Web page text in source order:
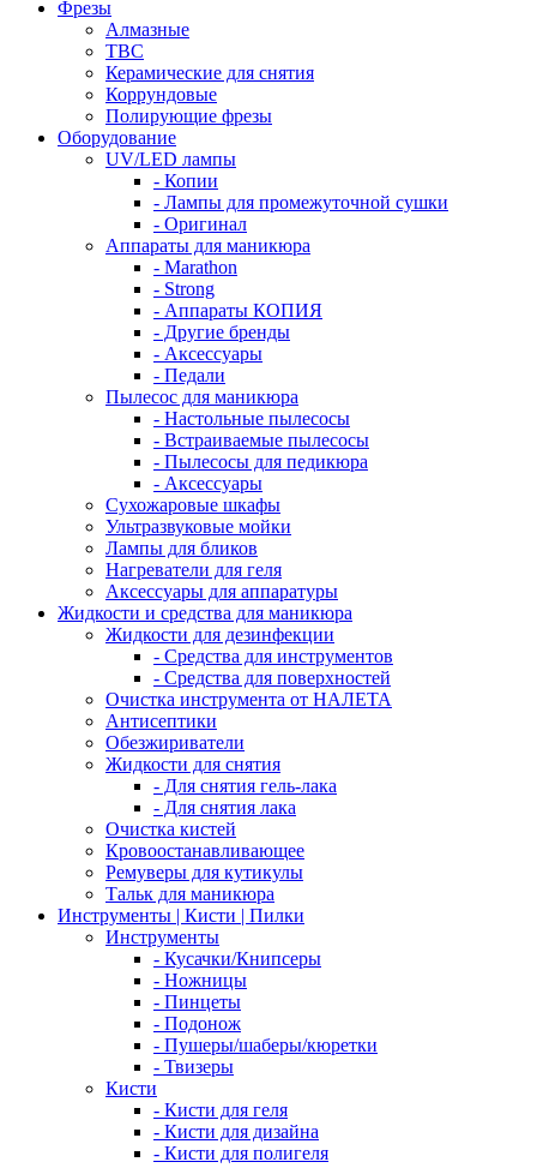
Фрезы
Алмазные
ТВС
Керамические для снятия
Коррундовые
Полирующие фрезы
Оборудование
UV/LED лампы
- Копии
- Лампы для промежуточной сушки
- Оригинал
Аппараты для маникюра
- Marathon
- Strong
- Аппараты КОПИЯ
- Другие бренды
- Аксессуары
- Педали
Пылесос для маникюра
- Настольные пылесосы
- Встраиваемые пылесосы
- Пылесосы для педикюра
- Аксессуары
Сухожаровые шкафы
Ультразвуковые мойки
Лампы для бликов
Нагреватели для геля
Аксессуары для аппаратуры
Жидкости и средства для маникюра
Жидкости для дезинфекции
- Средства для инструментов
- Средства для поверхностей
Очистка инструмента от НАЛЕТА
Антисептики
Обезжириватели
Жидкости для снятия
- Для снятия гель-лака
- Для снятия лака
Очистка кистей
Кровоостанавливающее
Ремуверы для кутикулы
Тальк для маникюра
Инструменты | Кисти | Пилки
Инструменты
- Кусачки/Книпсеры
- Ножницы
- Пинцеты
- Подонож
- Пушеры/шаберы/кюретки
- Твизеры
Кисти
- Кисти для геля
- Кисти для дизайна
- Кисти для полигеля